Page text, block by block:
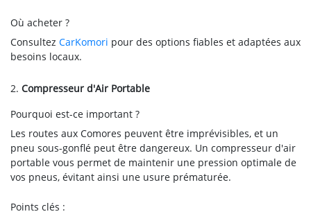
Où acheter ?
Consultez CarKomori pour des options fiables et adaptées aux
besoins locaux.
2. Compresseur d'Air Portable
Pourquoi est-ce important ?
Les routes aux Comores peuvent être imprévisibles, et un
pneu sous-gonflé peut être dangereux. Un compresseur d'air
portable vous permet de maintenir une pression optimale de
vos pneus, évitant ainsi une usure prématurée.
Points clés :